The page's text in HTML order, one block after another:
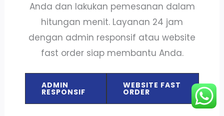
Anda dan lakukan pemesanan dalam
hitungan menit. Layanan 24 jam
dengan admin responsif atau website
fast order siap membantu Anda.
ADMIN
RESPONSIF
WEBSITE FAST
ORDER